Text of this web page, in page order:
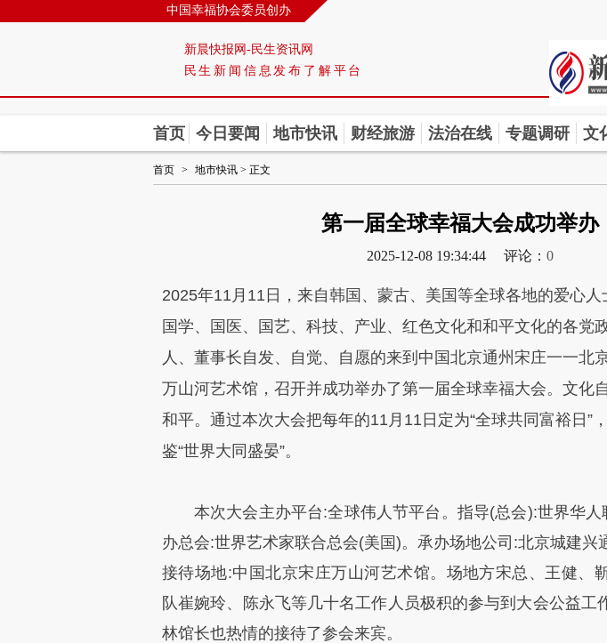
中国幸福协会委员创办
新晨快报网-民生资讯网
民生新闻信息发布了解平台
首页 今日要闻 地市快讯 财经旅游 法治在线 专题调研 文
首页 > 地市快讯 > 正文
第一届全球幸福大会成功举办
2025-12-08 19:34:44 评论： 0
2025年11月11日，来自韩国、蒙古、美国等全球各地的爱心人
国学、国医、国艺、科技、产业、红色文化和和平文化的各党
人、董事长自发、自觉、自愿的来到中国北京通州宋庄一一北
万山河艺术馆，召开并成功举办了第一届全球幸福大会。文化
和平。通过本次大会把每年的11月11日定为“全球共同富裕日”
鉴“世界大同盛晏”。
本次大会主办平台:全球伟人节平台。指导(总会):世界华
办总会:世界艺术家联合总会(美国)。承办场地公司:北京城建兴
接待场地:中国北京宋庄万山河艺术馆。场地方宋总、王健、
队崔婉玲、陈永飞等几十名工作人员极积的参与到大会公益工
林馆长也热情的接待了参会来宾。